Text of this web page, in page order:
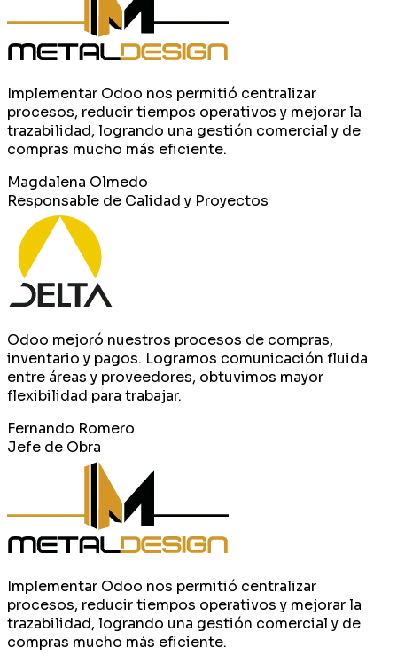
Implementar Odoo nos permitió centralizar
procesos, reducir tiempos operativos y mejorar la
trazabilidad, logrando una gestión comercial y de
compras mucho más eficiente.
Magdalena Olmedo
Responsable de Calidad y Proyectos
Odoo mejoró nuestros procesos de compras,
inventario y pagos. Logramos comunicación fluida
entre áreas y proveedores, obtuvimos mayor
flexibilidad para trabajar.
Fernando Romero
Jefe de Obra
Implementar Odoo nos permitió centralizar
procesos, reducir tiempos operativos y mejorar la
trazabilidad, logrando una gestión comercial y de
compras mucho más eficiente.